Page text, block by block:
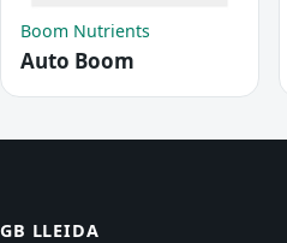
Boom Nutrients
Auto Boom
GB LLEIDA